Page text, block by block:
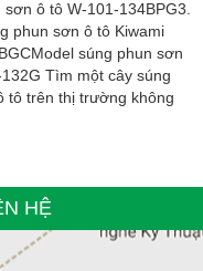
sơn ô tô W-101-134BPG3.
phun sơn ô tô Kiwami
súng phun sơn
Tìm một cây súng
tô trên thị trường không
HỆ